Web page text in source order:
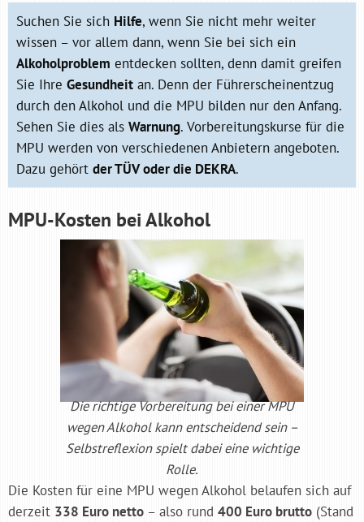
Suchen Sie sich Hilfe, wenn Sie nicht mehr weiter
wissen – vor allem dann, wenn Sie bei sich ein
Alkoholproblem entdecken sollten, denn damit greifen
Sie Ihre Gesundheit an. Denn der Führerscheinentzug
durch den Alkohol und die MPU bilden nur den Anfang.
Sehen Sie dies als Warnung. Vorbereitungskurse für die
MPU werden von verschiedenen Anbietern angeboten.
Dazu gehört der TÜV oder die DEKRA.
MPU-Kosten bei Alkohol
Die richtige Vorbereitung bei einer MPU
wegen Alkohol kann entscheidend sein –
Selbstreflexion spielt dabei eine wichtige
Rolle.
Die Kosten für eine MPU wegen Alkohol belaufen sich auf
derzeit 338 Euro netto – also rund 400 Euro brutto (Stand